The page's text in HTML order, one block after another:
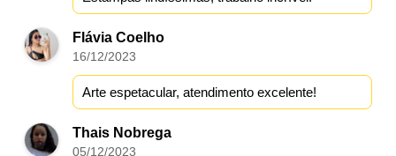
Flávia Coelho
16/12/2023
Arte espetacular, atendimento excelente!
Thais Nobrega
05/12/2023